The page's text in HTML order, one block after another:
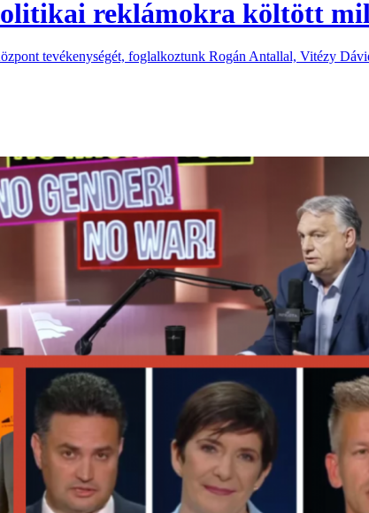
reklámokra költött
tevékenységét, foglalkoztunk Rogán Antallal, Vitézy